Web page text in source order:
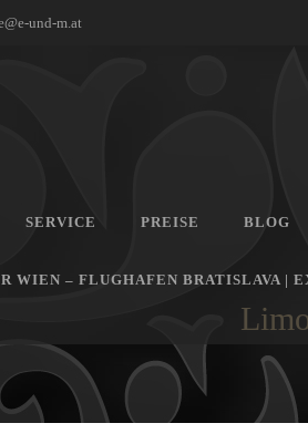
und-m.at
SERVICE PREISE BLOG
WIEN – FLUGHAFEN BRATISLAVA |